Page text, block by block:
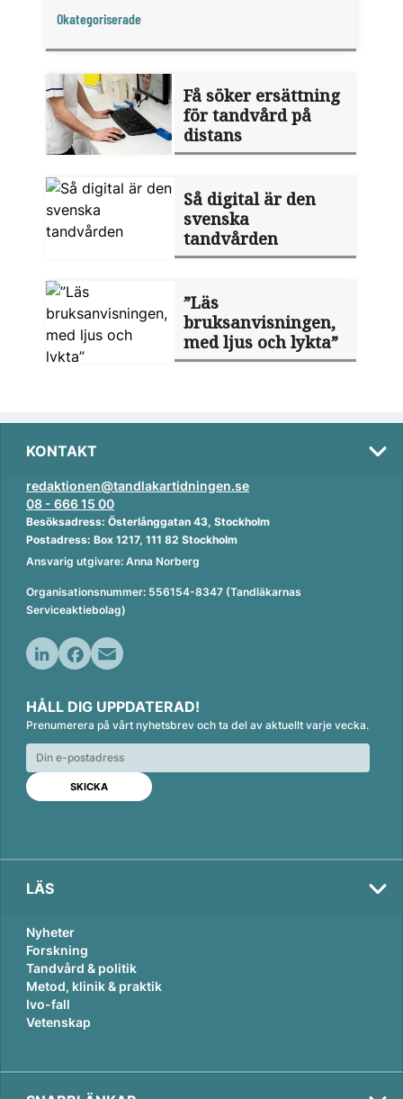
Okategoriserade
Få söker ersättning
för tandvård på
distans
Så digital är den
svenska
tandvården
”Läs
bruksanvisningen,
med ljus och lykta”
KONTAKT
redaktionen@tandlakartidningen.se
08 - 666 15 00
Besöksadress: Österlånggatan 43, Stockholm
Postadress: Box 1217, 111 82 Stockholm
Ansvarig utgivare: Anna Norberg
Organisationsnummer: 556154-8347 (Tandläkarnas
Serviceaktiebolag)
n
k
e
d
n
c
e
b
o
o
k
a
i
l
HÅLL DIG UPPDATERAD!
Prenumerera på vårt nyhetsbrev och ta del av aktuellt varje vecka.
LÄS
Nyheter
Forskning
Tandvård & politik
Metod, klinik & praktik
Ivo-fall
Vetenskap